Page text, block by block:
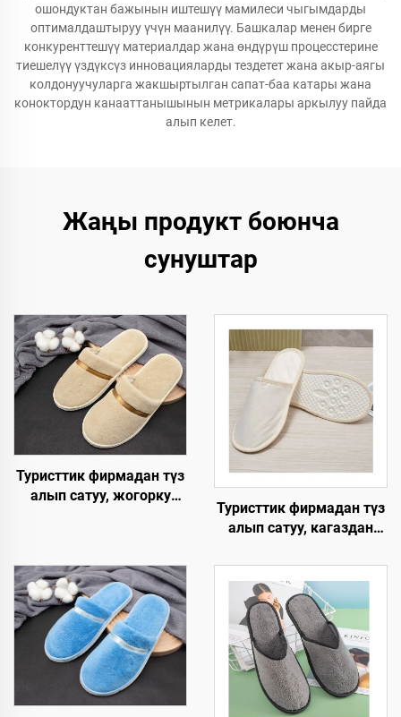
ошондуктан бажынын иштешүү мамилеси чыгымдарды
оптималдаштыруу үчүн маанилүү. Башкалар менен бирге
конкуренттешүү материалдар жана өндүрүш процесстерине
тиешелүү үздүксүз инновацияларды тездетет жана акыр-аягы
колдонуучуларга жакшыртылган сапат-баа катары жана
коноктордун канааттанышынын метрикалары аркылуу пайда
алып келет.
Жаңы продукт боюнча
сунуштар
Туристтик фирмадан түз
алып сатуу, жогорку
кораллдуу вельветтен
жасалган,
авиакомпаниялар, SPA
жана мейманханалар
үчүн, өзгөртүлгөн
логотип менен
Туристтик фирмадан түз
алып сатуу, кагаздан
экологияга жардамдуу
SPA панчыгы,
өзгөртүлгөн логотип
менен, колдонулгандан
кийин чөпкө айлануучу
мейманхана панчыгы